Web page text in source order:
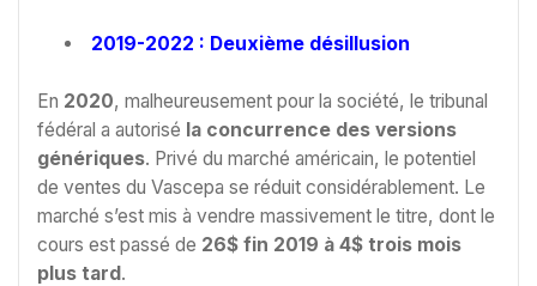
2019-2022 : Deuxième désillusion
En 2020, malheureusement pour la société, le tribunal
fédéral a autorisé la concurrence des versions
génériques. Privé du marché américain, le potentiel
de ventes du Vascepa se réduit considérablement. Le
marché s’est mis à vendre massivement le titre, dont le
cours est passé de 26$ fin 2019 à 4$ trois mois
plus tard.